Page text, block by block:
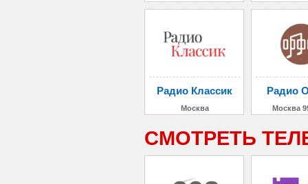
Радио Классик
Москва
Радио
Москва
СМОТРЕТЬ